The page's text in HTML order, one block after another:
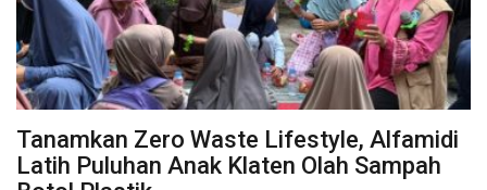
Tanamkan Zero Waste Lifestyle, Alfamidi
Latih Puluhan Anak Klaten Olah Sampah